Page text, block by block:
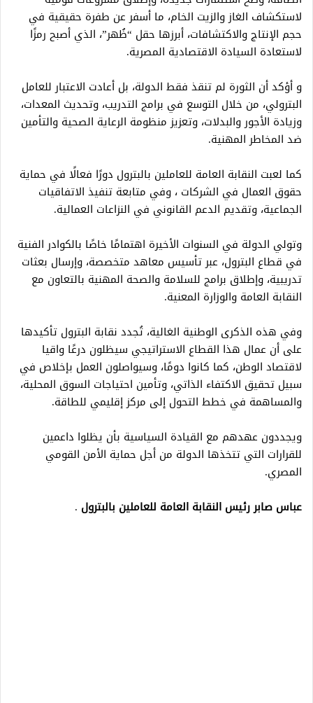
لاستكشاف الغاز والزيت الخام، ما أسفر عن طفرة حقيقية في
حجم الإنتاج والاكتشافات، أبرزها حقل “ظُهر”، الذي أصبح رمزًا
لاستعادة السيادة الاقتصادية المصرية.
و أؤكد أن الثورة لم تنقذ فقط الدولة، بل أعادت الاعتبار للعامل
البترولي، من خلال التوسع في برامج التدريب، وتحديث المعدات،
وزيادة الأجور والبدلات، وتعزيز منظومة الرعاية الصحية والتأمين
ضد المخاطر المهنية.
كما لعبت النقابة العامة للعاملين بالبترول دورًا فعالًا في حماية
حقوق العمال في الشركات ، وفي متابعة تنفيذ الاتفاقيات
الجماعية، وتقديم الدعم القانوني في النزاعات العمالية.
وتولي الدولة في السنوات الأخيرة اهتمامًا خاصًا بالكوادر الفنية
في قطاع البترول، عبر تأسيس معاهد متخصصة، وإرسال بعثات
تدريبية، وإطلاق برامج للسلامة والصحة المهنية بالتعاون مع
النقابة العامة والوزارة المعنية.
وفي هذه الذكرى الوطنية الغالية، تُجدد نقابة البترول تأكيدها
على أن عمال هذا القطاع الاستراتيجي سيظلون درعًا واقيا
لاقتصاد الوطن، كما كانوا دومًا، وسيواصلون العمل بإخلاص في
سبيل تحقيق الاكتفاء الذاتي، وتأمين احتياجات السوق المحلية،
والمساهمة في خطط التحول إلى مركز إقليمي للطاقة.
ويجددون عهدهم مع القيادة السياسية بأن يظلوا داعمين
للقرارات التي تتخذها الدولة من أجل حماية الأمن القومي
المصري.
عباس صابر رئيس النقابة العامة للعاملين بالبترول .